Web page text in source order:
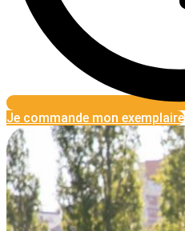
Je commande mon exemplaire